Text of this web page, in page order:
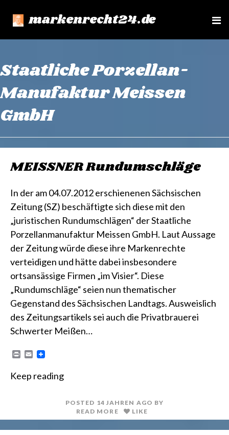
markenrecht24.de
e
Staatliche Porzellan-
Manufaktur Meissen
GmbH
MEISSNER Rundumschläge
In der am 04.07.2012 erschienenen Sächsischen
Zeitung (SZ) beschäftigte sich diese mit den
„juristischen Rundumschlägen“ der Staatliche
Porzellanmanufaktur Meissen GmbH. Laut Aussage
der Zeitung würde diese ihre Markenrechte
verteidigen und hätte dabei insbesondere
ortsansässige Firmen „im Visier“. Diese
„Rundumschläge“ seien nun thematischer
Gegenstand des Sächsischen Landtags. Ausweislich
des Zeitungsartikels sei auch die Privatbrauerei
Schwerter Meißen…
n
E
i
Keep reading
POSTED 14 JAHREN AGO BY
READ MORE
LIKE